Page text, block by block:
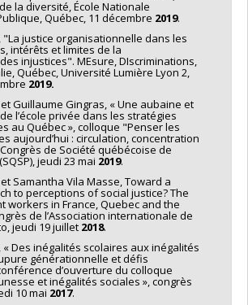
la diversité, École Nationale
Québec, 11 décembre 2019.
justice organisationnelle dans les
intérêts et limites de la
injustices". MEsure, DIscriminations,
Québec, Université Lumière Lyon 2,
2019.
Guillaume Gingras, « Une aubaine et
l’école privée dans les stratégies
au Québec », colloque "Penser les
aujourd’hui : circulation, concentration
Congrès de Société québécoise de
jeudi 23 mai 2019.
Samantha Vila Masse, Toward a
to perceptions of social justice? The
workers in France, Quebec and the
de l’Association internationale de
jeudi 19 juillet 2018.
Des inégalités scolaires aux inégalités
générationnelle et défis
d’ouverture du colloque
et inégalités sociales », congrès
10 mai 2017.